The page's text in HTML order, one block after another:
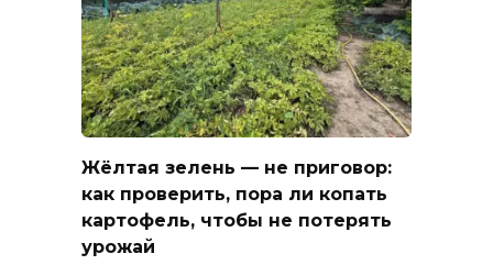
Жёлтая зелень — не приговор:
как проверить, пора ли копать
картофель, чтобы не потерять
урожай